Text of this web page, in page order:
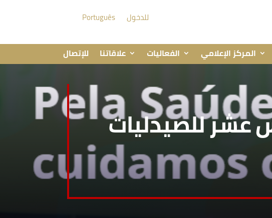
للدخول Português
المركز الإعلامي الفعاليات علاقاتنا للإتصال
عشر للصيدليات